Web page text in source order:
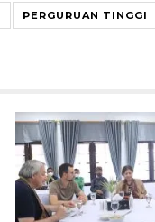
PERGURUAN TINGGI